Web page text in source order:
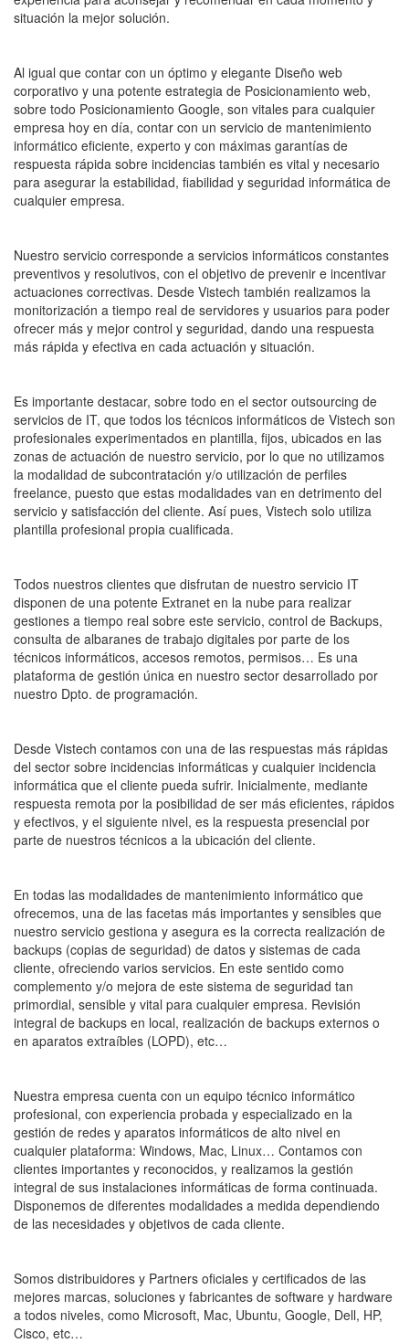
situación la mejor solución.
Al igual que contar con un óptimo y elegante Diseño web
corporativo y una potente estrategia de Posicionamiento web,
sobre todo Posicionamiento Google, son vitales para cualquier
empresa hoy en día, contar con un servicio de mantenimiento
informático eficiente, experto y con máximas garantías de
respuesta rápida sobre incidencias también es vital y necesario
para asegurar la estabilidad, fiabilidad y seguridad informática de
cualquier empresa.
Nuestro servicio corresponde a servicios informáticos constantes
preventivos y resolutivos, con el objetivo de prevenir e incentivar
actuaciones correctivas. Desde Vistech también realizamos la
monitorización a tiempo real de servidores y usuarios para poder
ofrecer más y mejor control y seguridad, dando una respuesta
más rápida y efectiva en cada actuación y situación.
Es importante destacar, sobre todo en el sector outsourcing de
servicios de IT, que todos los técnicos informáticos de Vistech son
profesionales experimentados en plantilla, fijos, ubicados en las
zonas de actuación de nuestro servicio, por lo que no utilizamos
la modalidad de subcontratación y/o utilización de perfiles
freelance, puesto que estas modalidades van en detrimento del
servicio y satisfacción del cliente. Así pues, Vistech solo utiliza
plantilla profesional propia cualificada.
Todos nuestros clientes que disfrutan de nuestro servicio IT
disponen de una potente Extranet en la nube para realizar
gestiones a tiempo real sobre este servicio, control de Backups,
consulta de albaranes de trabajo digitales por parte de los
técnicos informáticos, accesos remotos, permisos… Es una
plataforma de gestión única en nuestro sector desarrollado por
nuestro Dpto. de programación.
Desde Vistech contamos con una de las respuestas más rápidas
del sector sobre incidencias informáticas y cualquier incidencia
informática que el cliente pueda sufrir. Inicialmente, mediante
respuesta remota por la posibilidad de ser más eficientes, rápidos
y efectivos, y el siguiente nivel, es la respuesta presencial por
parte de nuestros técnicos a la ubicación del cliente.
En todas las modalidades de mantenimiento informático que
ofrecemos, una de las facetas más importantes y sensibles que
nuestro servicio gestiona y asegura es la correcta realización de
backups (copias de seguridad) de datos y sistemas de cada
cliente, ofreciendo varios servicios. En este sentido como
complemento y/o mejora de este sistema de seguridad tan
primordial, sensible y vital para cualquier empresa. Revisión
integral de backups en local, realización de backups externos o
en aparatos extraíbles (LOPD), etc…
Nuestra empresa cuenta con un equipo técnico informático
profesional, con experiencia probada y especializado en la
gestión de redes y aparatos informáticos de alto nivel en
cualquier plataforma: Windows, Mac, Linux… Contamos con
clientes importantes y reconocidos, y realizamos la gestión
integral de sus instalaciones informáticas de forma continuada.
Disponemos de diferentes modalidades a medida dependiendo
de las necesidades y objetivos de cada cliente.
Somos distribuidores y Partners oficiales y certificados de las
mejores marcas, soluciones y fabricantes de software y hardware
a todos niveles, como Microsoft, Mac, Ubuntu, Google, Dell, HP,
Cisco, etc…